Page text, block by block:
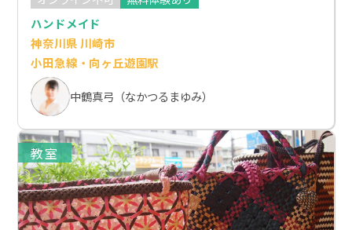
ハンドメイド
神奈川県 川崎市
小田急線・向ヶ丘遊園駅
中鶴真弓（なかつるまゆみ）
教室